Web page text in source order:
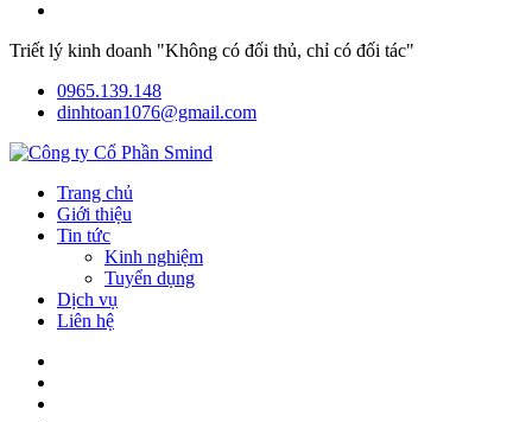
Triết lý kinh doanh "Không có đối thủ, chỉ có đối tác"
0965.139.148
dinhtoan1076@gmail.com
Trang chủ
Giới thiệu
Tin tức
Kinh nghiệm
Tuyển dụng
Dịch vụ
Liên hệ